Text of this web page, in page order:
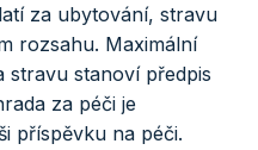
za ubytování, stravu
rozsahu. Maximální
stravu stanoví předpis
za péči je
příspěvku na péči.